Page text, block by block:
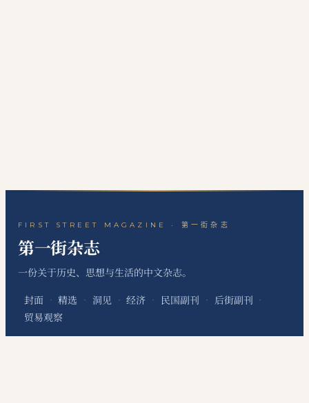
FIRST STREET MAGAZINE · 第一街杂志
第一街杂志
一份关于历史、思想与生活的中文杂志。
封面 · 精选 · 洞见 · 经济 · 民国副刊 · 后街副刊 ·
贸易观察